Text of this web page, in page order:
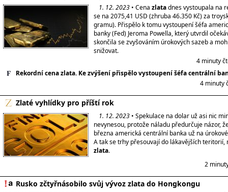
1. 12. 2023 • Cena zlatadnes vystoupala na
se na 2075,41 USD (zhruba 46.350 Kč) za
gramu). Přispělo k tomu vystoupení šéfa
banky (Fed) Jeroma Powella, který utvrdil
skončila se zvyšováním úrokových sazeb a
snižovat.
4 minuty
Rekordní cena zlata. Ke zvýšení přispělo vystoupení šéfa centrální
4 minuty
Zlaté vyhlídky pro příští rok
1. 12. 2023 • Spekulace na dolar už asi nic
nevynesou, protože náladu předurčuje názor,
března americká centrální banka už na
A tak se trhy přesouvají do lákavějších teritorií,
zlata.
2
Rusko zčtyřnásobilo svůj vývoz zlata do Hongkongu